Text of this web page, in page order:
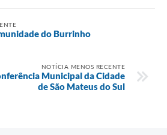
do Burrinho
NOTÍCIA MENOS RECENTE
Municipal da Cidade
de São Mateus do Sul